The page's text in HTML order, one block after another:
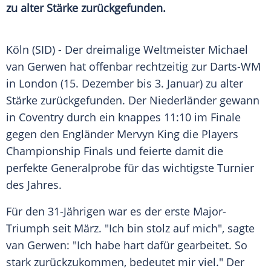
zu alter Stärke zurückgefunden.
Köln (SID) - Der dreimalige Weltmeister Michael
van Gerwen hat offenbar rechtzeitig zur Darts-WM
in London (15. Dezember bis 3. Januar) zu alter
Stärke zurückgefunden. Der Niederländer gewann
in Coventry durch ein knappes 11:10 im Finale
gegen den Engländer Mervyn King die Players
Championship Finals und feierte damit die
perfekte Generalprobe für das wichtigste Turnier
des Jahres.
Für den 31-Jährigen war es der erste Major-
Triumph seit März. "Ich bin stolz auf mich", sagte
van Gerwen: "Ich habe hart dafür gearbeitet. So
stark zurückzukommen, bedeutet mir viel." Der